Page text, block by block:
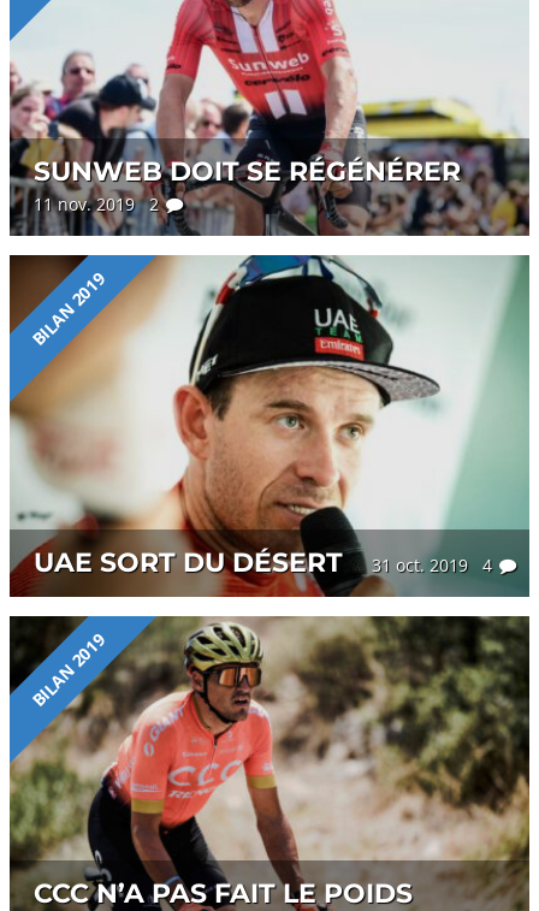
SUNWEB DOIT SE RÉGÉNÉRER
11 nov. 2019 2
BILAN 2019
UAE SORT DU DÉSERT 31 oct. 2019 4
BILAN 2019
CCC N’A PAS FAIT LE POIDS